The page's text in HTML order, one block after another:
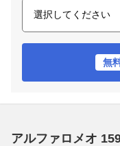
無
アルファロメオ